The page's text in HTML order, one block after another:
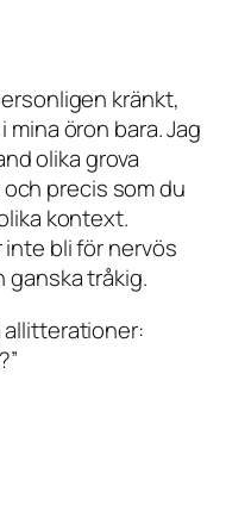
kränkt,
mina öron bara. Jag
olika grova
precis som du
kontext.
inte bli för nervös
ganska tråkig.
allitterationer: